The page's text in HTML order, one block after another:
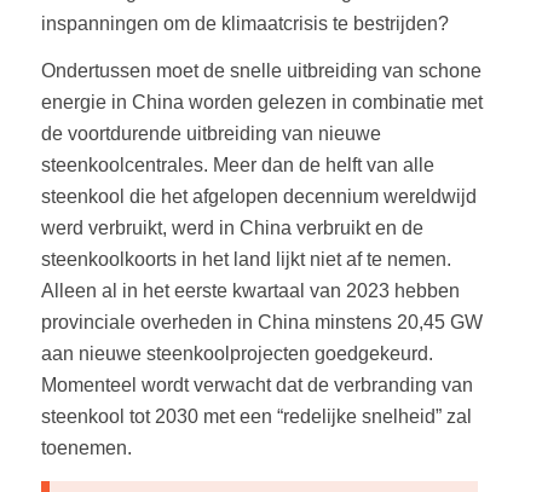
inspanningen om de klimaatcrisis te bestrijden?
Ondertussen moet de snelle uitbreiding van schone
energie in China worden gelezen in combinatie met
de voortdurende uitbreiding van nieuwe
steenkoolcentrales. Meer dan de helft van alle
steenkool die het afgelopen decennium wereldwijd
werd verbruikt, werd in China verbruikt en de
steenkoolkoorts in het land lijkt niet af te nemen.
Alleen al in het eerste kwartaal van 2023 hebben
provinciale overheden in China minstens 20,45 GW
aan nieuwe steenkoolprojecten goedgekeurd.
Momenteel wordt verwacht dat de verbranding van
steenkool tot 2030 met een “redelijke snelheid” zal
toenemen.